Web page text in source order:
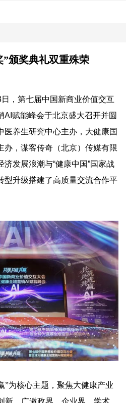
”颁奖典礼双重殊荣
，第七届中国新商业价值交互
AI赋能峰会于北京盛大召开并圆
医养生研究中心主办，大健康国
办，谋客传奇（北京）传媒有限
发展浪潮与“健康中国”国家战
型升级搭建了高质量交流合作平
为核心主题，聚焦大健康产业